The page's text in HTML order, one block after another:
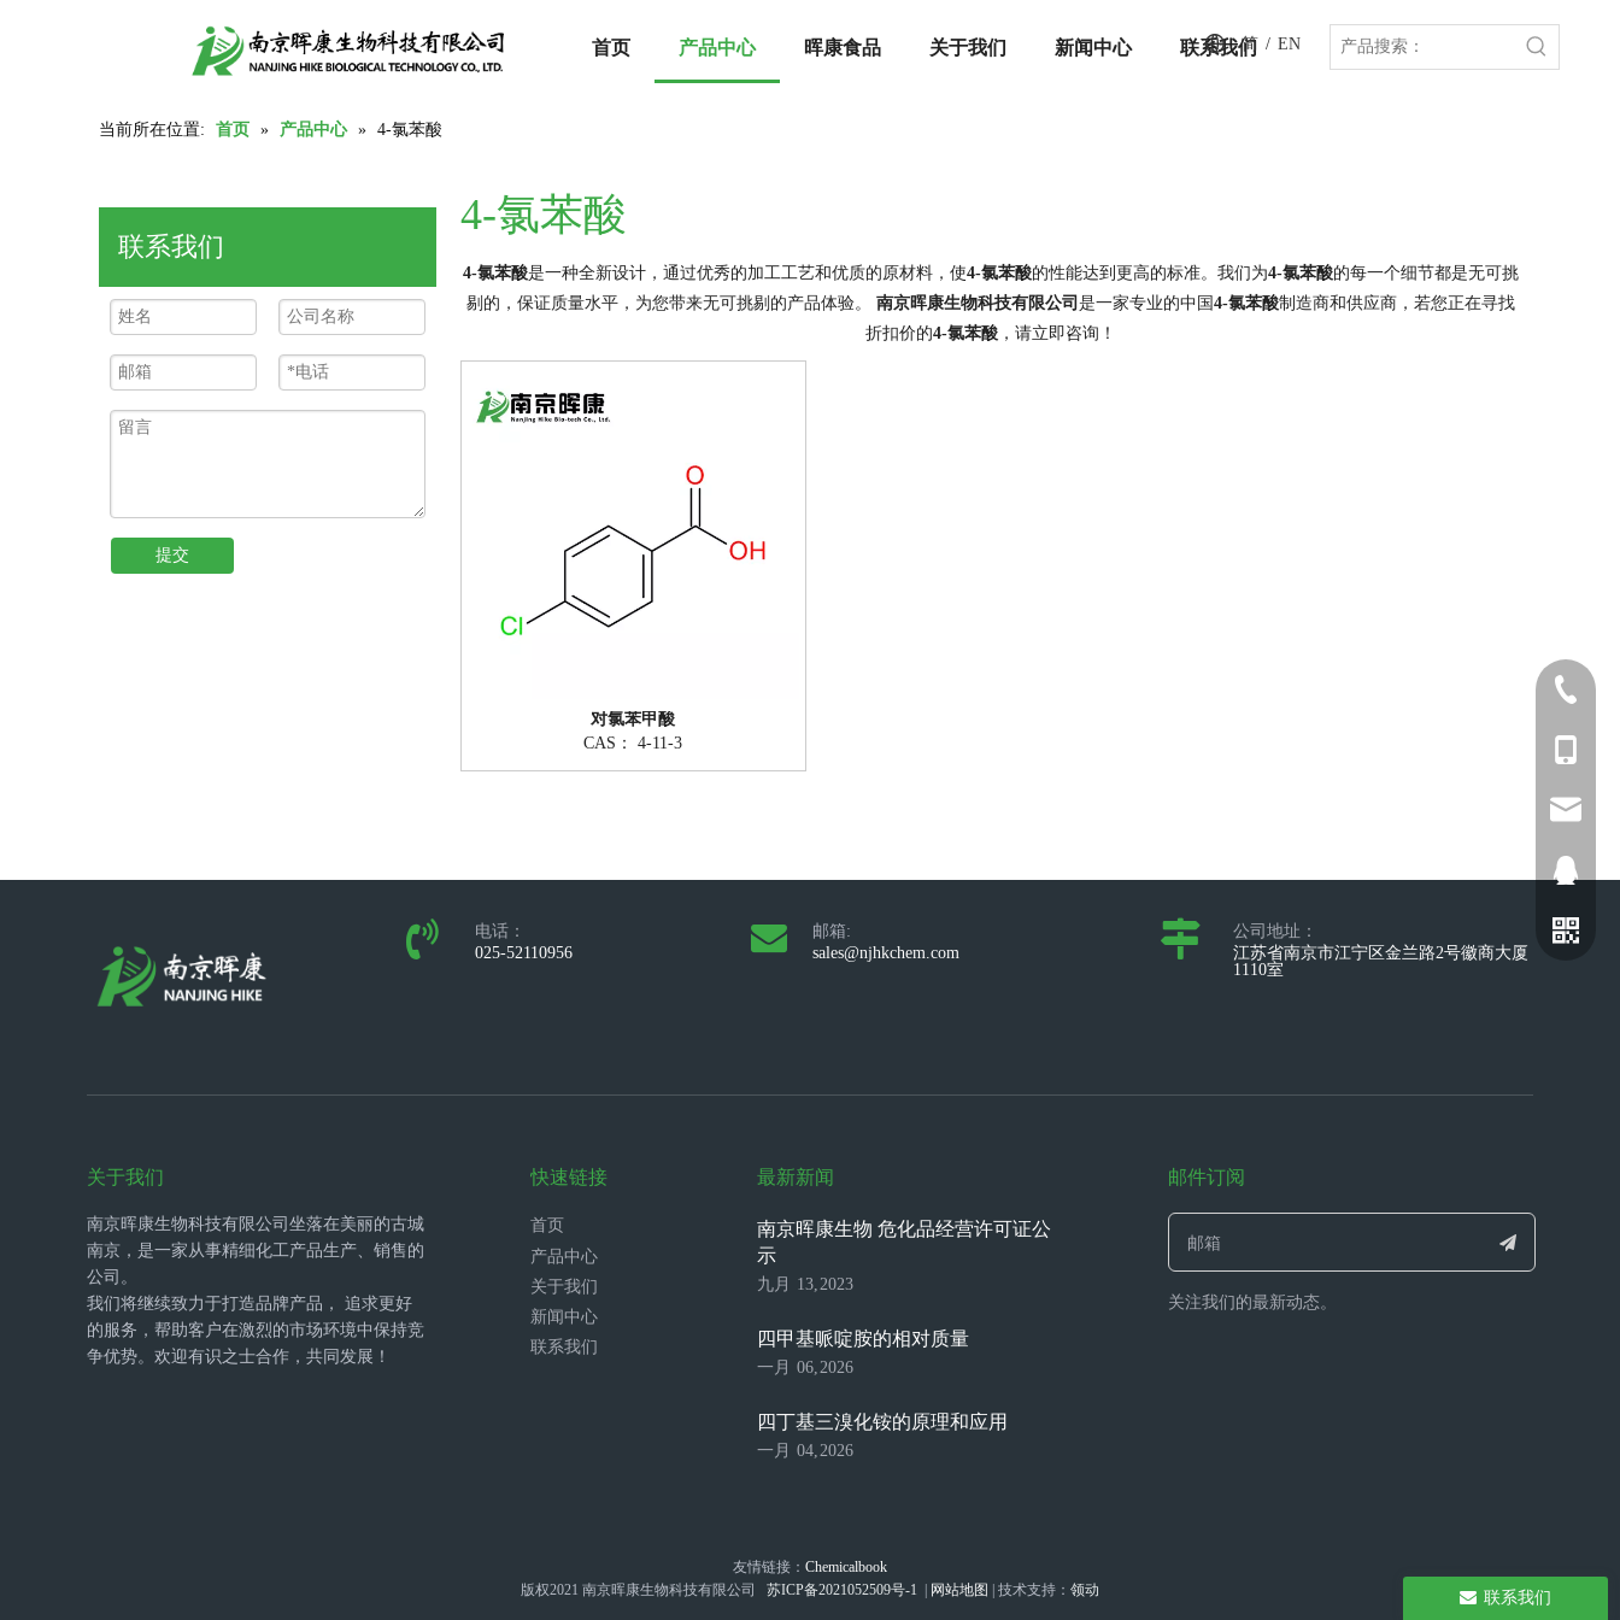
首页 产品中心 晖康食品 关于我们 新闻中心 联系我们
简 / EN
当前所在位置: 首页 » 产品中心 » 4-氯苯酸
联系我们
提交
4-氯苯酸
4-氯苯酸是一种全新设计，通过优秀的加工工艺和优质的原材料，使4-氯苯酸的性能达到更高的标准。我们为4-氯苯酸的每一个细节都是无可挑
剔的，保证质量水平，为您带来无可挑剔的产品体验。 南京晖康生物科技有限公司 是一家专业的中国 4-氯苯酸制造商和供应商，若您正在寻找
折扣价的4-氯苯酸 ，请立即咨询！
对氯苯甲酸
CAS：
4-11-3
电话：
025-52110956
邮箱:
sales@njhkchem.com
公司地址：
江苏省南京市江宁区金兰路2号徽商大厦
1110室
关于我们
南京晖康生物科技有限公司坐落在美丽的古城
南京，是一家从事精细化工产品生产、销售的
公司。
我们将继续致力于打造品牌产品， 追求更好
的服务，帮助客户在激烈的市场环境中保持竞
争优势。欢迎有识之士合作，共同发展！
快速链接
首页
产品中心
关于我们
新闻中心
联系我们
最新新闻
南京晖康生物 危化品经营许可证公
示
九月 13,2023
四甲基哌啶胺的相对质量
一月 06,2026
四丁基三溴化铵的原理和应用
一月 04,2026
邮件订阅
关注我们的最新动态。
友情链接： Chemicalbook
版权2021 南京晖康生物科技有限公司 苏ICP备2021052509号-1 网站地图 | 技术支持： 领动 联系我们
025-